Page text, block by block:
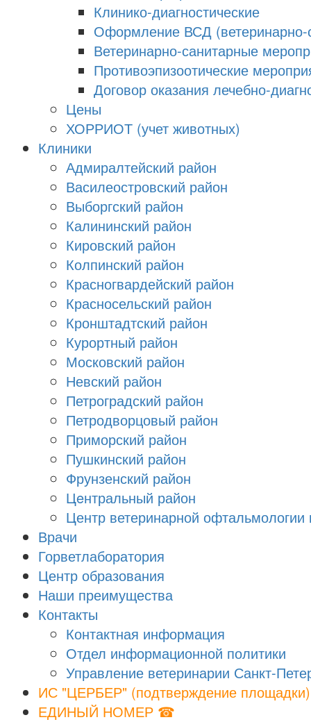
Клинико-диагностические
Оформление ВСД (ветеринарно-
Ветеринарно-санитарные
Противоэпизоотические
Договор оказания лечебно-
Цены
ХОРРИОТ (учет животных)
Клиники
Адмиралтейский район
Василеостровский район
Выборгский район
Калининский район
Кировский район
Колпинский район
Красногвардейский район
Красносельский район
Кронштадтский район
Курортный район
Московский район
Невский район
Петроградский район
Петродворцовый район
Приморский район
Пушкинский район
Фрунзенский район
Цeнтральный район
Центр ветеринарной
Врачи
Горветлаборатория
Центр образования
Наши преимущества
Контакты
Контактная информация
Отдел информационной политики
Управление ветеринарии Санкт-
ИС "ЦЕРБЕР" (подтверждение площадки)
ЕДИНЫЙ НОМЕР ☎